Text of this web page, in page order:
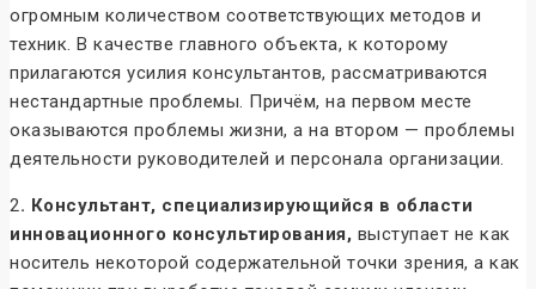
огромным количеством соответствующих методов и
техник. В качестве главного объекта, к которому
прилагаются усилия консультантов, рассматриваются
нестандартные проблемы. Причём, на первом месте
оказываются проблемы жизни, а на втором — проблемы
деятельности руководителей и персонала организации.
2. Консультант, специализирующийся в области
инновационного консультирования, выступает не как
носитель некоторой содержательной точки зрения, а как